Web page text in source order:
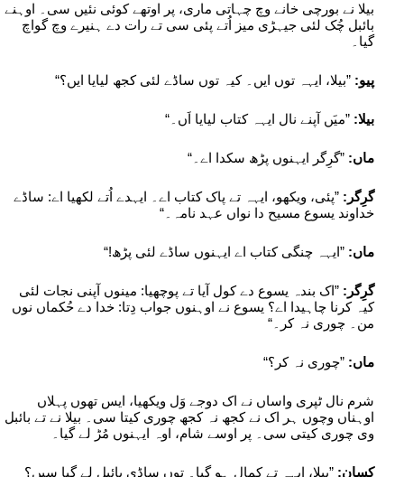
بیلا نے بورچی خانے وچ چہاتی ماری، پر اوتھے کوئی نئیں سی۔ اوہنے
بائبل چُک لئی جیہڑی میز اُتے پئی سی تے رات دے ہنیرے وچ گواچ
گیا۔
پیو: ”بیلا، ایہہ توں ایں۔ کیہ توں ساڈے لئی کجھ لیایا ایں؟“
بیلا: ”میَں آپنے نال ایہہ کتاب لیایا اَں۔“
ماں: ”گرِگر ایہنوں پڑھ سکدا اے۔“
گرِگر: ”پئی، ویکھو، ایہہ تے پاک کتاب اے۔ ایہدے اُتے لکھیا اے: ساڈے
خداوند یسوع مسیح دا نواں عہد نامہ۔“
ماں: ”ایہہ چنگی کتاب اے ایہنوں ساڈے لئی پڑھ!“
گرِگر: ”اک بندہ یسوع دے کول آیا تے پوچھیا: مینوں آپنی نجات لئی
کیہ کرنا چاہیدا اے؟ یسوع نے اوہنوں جواب دِتا: خدا دے حُکماں نوں
من۔ چوری نہ کر۔“
ماں: ”چوری نہ کر؟“
شرم نال ٹپری واساں نے اک دوجے وَل ویکھیا، ایس تھوں پہلاں
اوہناں وچوں ہر اک نے کجھ نہ کجھ چوری کیتا سی۔ بیلا نے تے بائبل
وی چوری کیتی سی۔ پر اوسے شام، اوہ ایہنوں مُڑ لے گیا۔
کسان: ”بیلا، ایہہ تے کمال ہو گیا۔ توں ساڈی بائبل لے گیا سیں؟